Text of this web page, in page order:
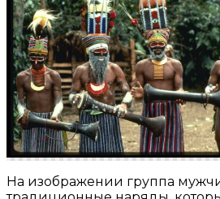
На изображении группа